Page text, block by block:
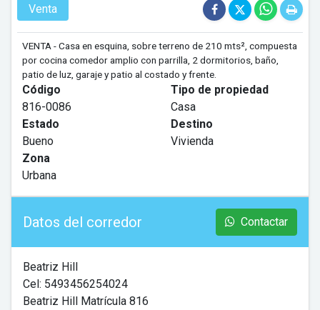
Venta
VENTA - Casa en esquina, sobre terreno de 210 mts², compuesta
por cocina comedor amplio con parrilla, 2 dormitorios, baño,
patio de luz, garaje y patio al costado y frente.
Código
816-0086
Tipo de propiedad
Casa
Estado
Bueno
Destino
Vivienda
Zona
Urbana
Datos del corredor Contactar
Beatriz Hill
Cel: 5493456254024
Beatriz Hill Matrícula 816